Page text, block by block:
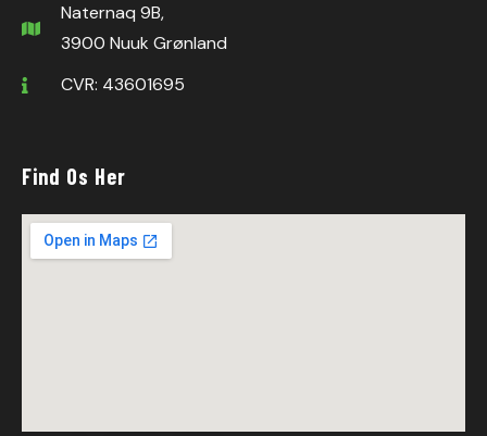
Naternaq 9B,
3900 Nuuk Grønland
CVR: 43601695
Find Os Her